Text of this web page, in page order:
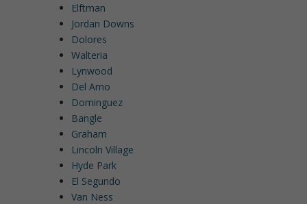
Elftman
Jordan Downs
Dolores
Walteria
Lynwood
Del Amo
Dominguez
Bangle
Graham
Lincoln Village
Hyde Park
El Segundo
Van Ness